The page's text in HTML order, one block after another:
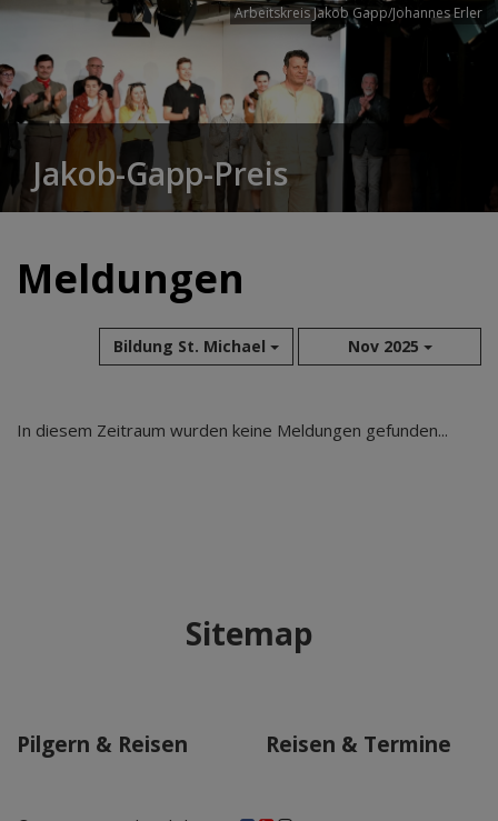
Arbeitskreis Jakob Gapp/Johannes Erler
Jakob-Gapp-Preis
Meldungen
Bildung St. Michael Nov 2025
Aug 2026
Sep 2025
In diesem Zeitraum wurden keine Meldungen gefunden...
Sitemap
Pilgern & Reisen Reisen & Termine